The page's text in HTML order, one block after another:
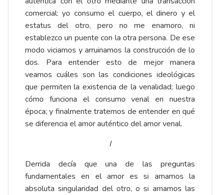
comercial: yo consumo el cuerpo, el dinero y el
estatus del otro, pero no me enamoro, ni
establezco un puente con la otra persona. De ese
modo viciamos y arruinamos la construcción de lo
dos. Para entender esto de mejor manera
veamos cuáles son las condiciones ideológicas
que permiten la existencia de la venalidad; luego
cómo funciona el consumo venal en nuestra
época; y finalmente tratemos de entender en qué
se diferencia el amor auténtico del amor venal.
I
Derrida decía que una de las preguntas
fundamentales en el amor es si amamos la
absoluta singularidad del otro, o si amamos las